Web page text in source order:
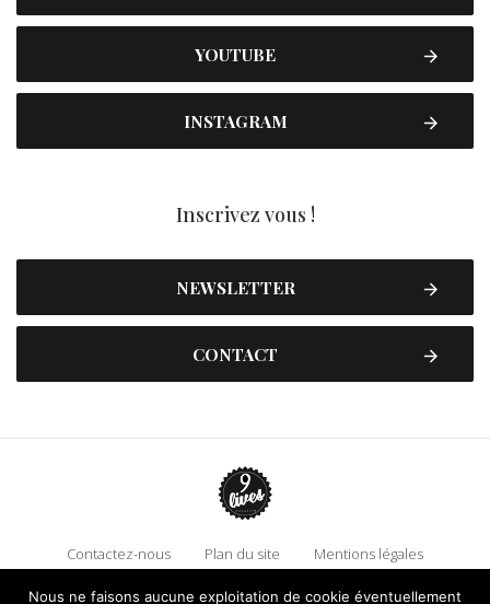
YOUTUBE
INSTAGRAM
Inscrivez vous !
NEWSLETTER
CONTACT
Contactez-nous Plan du site
Mentions légales
Politique de confidentialité
Adhérez à 9 Lives
Nous ne faisons aucune exploitation de cookie éventuellement